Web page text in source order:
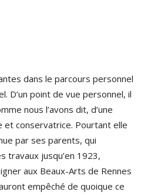
dans le parcours personnel
D’un point de vue personnel, il
nous l’avons dit, d’une
conservatrice. Pourtant elle
par ses parents, qui
travaux jusqu’en 1923,
aux Beaux-Arts de Rennes
empêché de quoique ce